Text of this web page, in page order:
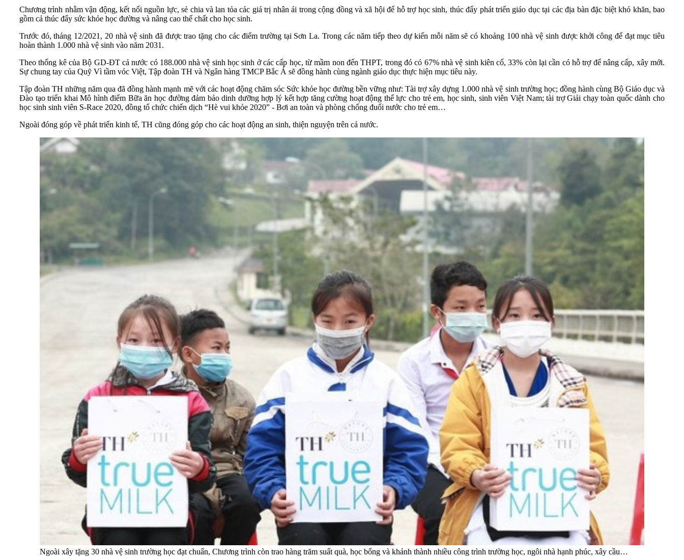
Chương trình nhằm vận động, kết nối nguồn lực, sẻ chia và lan tỏa các giá trị nhân ái trong cộng đồng và xã hội để hỗ trợ học sinh, thúc đẩy phát triển giáo dục tại các địa bàn đặc biệt khó khăn, bao
gồm cả thúc đẩy sức khỏe học đường và nâng cao thể chất cho học sinh.
Trước đó, tháng 12/2021, 20 nhà vệ sinh đã được trao tặng cho các điểm trường tại Sơn La. Trong các năm tiếp theo dự kiến mỗi năm sẽ có khoảng 100 nhà vệ sinh được khởi công để đạt mục tiêu
hoàn thành 1.000 nhà vệ sinh vào năm 2031.
Theo thống kê của Bộ GD-ĐT cả nước có 188.000 nhà vệ sinh học sinh ở các cấp học, từ mầm non đến THPT, trong đó có 67% nhà vệ sinh kiên cố, 33% còn lại cần có hỗ trợ để nâng cấp, xây mới.
Sự chung tay của Quỹ Vì tầm vóc Việt, Tập đoàn TH và Ngân hàng TMCP Bắc Á sẽ đồng hành cùng ngành giáo dục thực hiện mục tiêu này.
Tập đoàn TH những năm qua đã đồng hành mạnh mẽ với các hoạt động chăm sóc Sức khỏe học đường bền vững như: Tài trợ xây dựng 1.000 nhà vệ sinh trường học; đồng hành cùng Bộ Giáo dục và
Đào tạo triển khai Mô hình điểm Bữa ăn học đường đảm bảo dinh dưỡng hợp lý kết hợp tăng cường hoạt động thể lực cho trẻ em, học sinh, sinh viên Việt Nam; tài trợ Giải chạy toàn quốc dành cho
học sinh sinh viên S-Race 2020, đồng tổ chức chiến dịch “Hè vui khỏe 2020” - Bơi an toàn và phòng chống đuối nước cho trẻ em…
Ngoài đóng góp về phát triển kinh tế, TH cũng đóng góp cho các hoạt động an sinh, thiện nguyện trên cả nước.
Ngoài xây tặng 30 nhà vệ sinh trường học đạt chuẩn, Chương trình còn trao hàng trăm suất quà, học bổng và khánh thành nhiều công trình trường học, ngôi nhà hạnh phúc, xây cầu…